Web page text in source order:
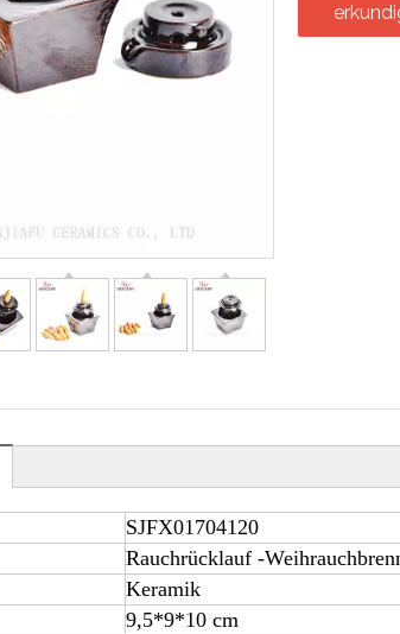
SJFX01704120
Rauchrücklauf -
Keramik
9,5*9*10 cm